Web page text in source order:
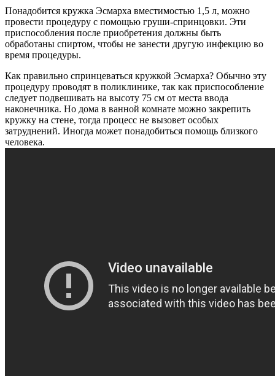
Понадобится кружка Эсмарха вместимостью 1,5 л, можно
провести процедуру с помощью груши-спринцовки. Эти
приспособления после приобретения должны быть
обработаны спиртом, чтобы не занести другую инфекцию во
время процедуры.
Как правильно спринцеваться кружкой Эсмарха? Обычно эту
процедуру проводят в поликлинике, так как приспособление
следует подвешивать на высоту 75 см от места ввода
наконечника. Но дома в ванной комнате можно закрепить
кружку на стене, тогда процесс не вызовет особых
затруднений. Иногда может понадобиться помощь близкого
человека.